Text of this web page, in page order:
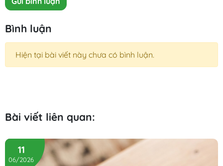
Bình luận
Hiện tại bài viết này chưa có bình luận.
Bài viết liên quan:
11
06/2026